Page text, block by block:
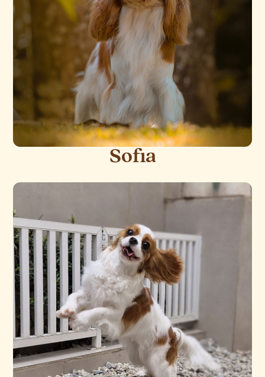
Sofia